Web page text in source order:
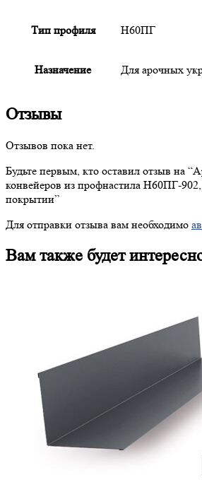
Тип профиля Н60ПГ
Назначение Для арочных
Отзывы
Отзывов пока нет.
Будьте первым, кто оставил отзыв на “
конвейеров из профнастила Н60ПГ-
покрытии”
Для отправки отзыва вам необходимо
Вам также будет